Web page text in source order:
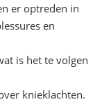
er optreden in
en
is het te volgen
knieklachten.